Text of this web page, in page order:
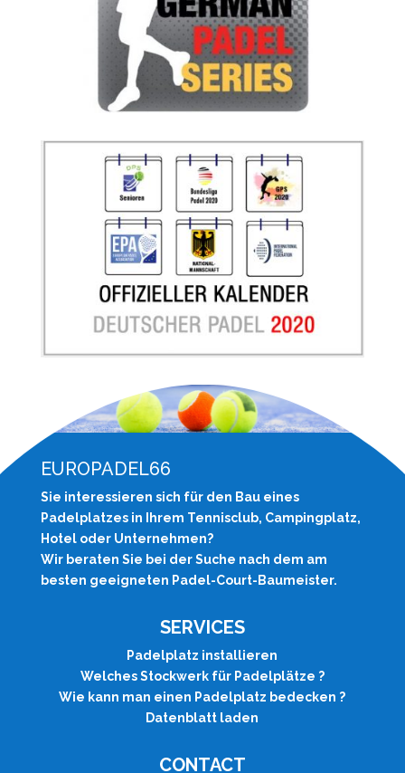
EUROPADEL66
Sie interessieren sich für den Bau eines
Padelplatzes in Ihrem Tennisclub, Campingplatz,
Hotel oder Unternehmen?
Wir beraten Sie bei der Suche nach dem am
besten geeigneten Padel-Court-Baumeister.
SERVICES
Padelplatz installieren
Welches Stockwerk für Padelplätze ?
Wie kann man einen Padelplatz bedecken ?
Datenblatt laden
CONTACT